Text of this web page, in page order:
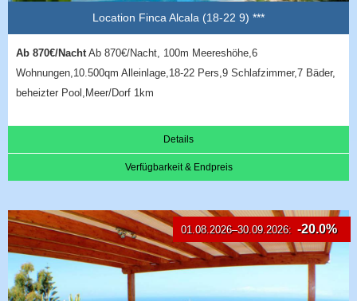
Location Finca Alcala (18-22 9) ***
Ab 870€/Nacht Ab 870€/Nacht, 100m Meereshöhe,6
Wohnungen,10.500qm Alleinlage,18-22 Pers,9 Schlafzimmer,7 Bäder,
beheizter Pool,Meer/Dorf 1km
Details
Verfügbarkeit & Endpreis
01.08.2026–30.09.2026: -20.0%